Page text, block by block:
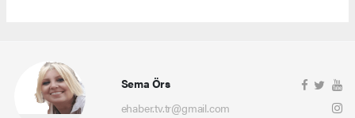
Sema Örs
ehaber.tv.tr@gmail.com